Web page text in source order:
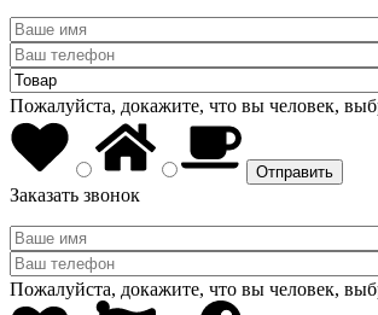
Пожалуйста, докажите, что вы человек,
Заказать звонок
Пожалуйста, докажите, что вы человек,